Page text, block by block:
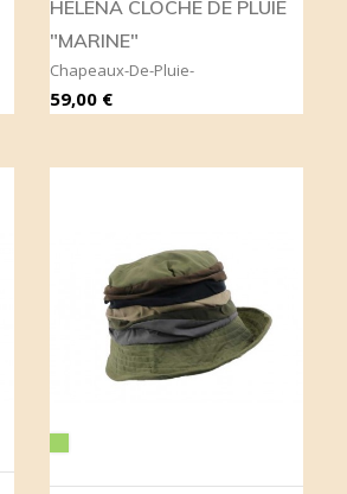
HELENA CLOCHE DE PLUIE
"MARINE"
Chapeaux-De-Pluie-
Prix
59,00 €